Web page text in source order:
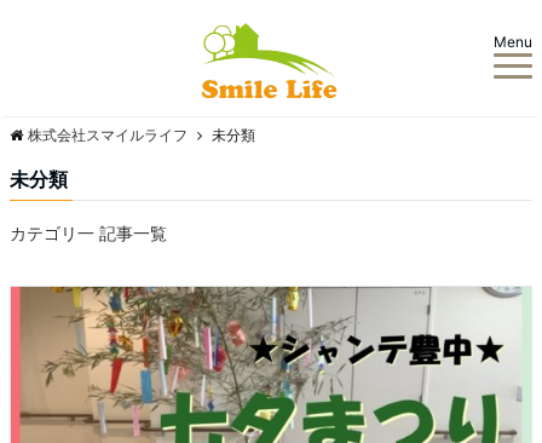
Menu
株式会社スマイルライフ 未分類
未分類
カテゴリ一 記事一覧